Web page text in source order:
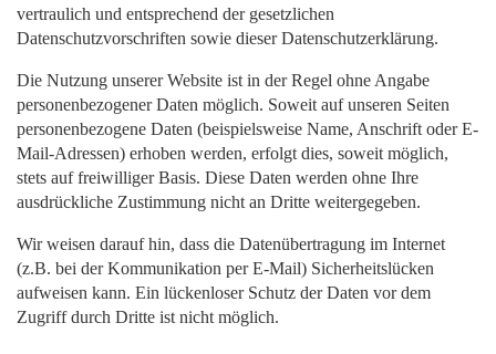
vertraulich und entsprechend der gesetzlichen
Datenschutzvorschriften sowie dieser Datenschutzerklärung.
Die Nutzung unserer Website ist in der Regel ohne Angabe
personenbezogener Daten möglich. Soweit auf unseren Seiten
personenbezogene Daten (beispielsweise Name, Anschrift oder E-
Mail-Adressen) erhoben werden, erfolgt dies, soweit möglich,
stets auf freiwilliger Basis. Diese Daten werden ohne Ihre
ausdrückliche Zustimmung nicht an Dritte weitergegeben.
Wir weisen darauf hin, dass die Datenübertragung im Internet
(z.B. bei der Kommunikation per E-Mail) Sicherheitslücken
aufweisen kann. Ein lückenloser Schutz der Daten vor dem
Zugriff durch Dritte ist nicht möglich.